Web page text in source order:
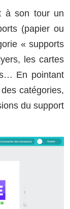
à son tour un
(papier ou
« supports
les cartes
En pointant
catégories,
du support